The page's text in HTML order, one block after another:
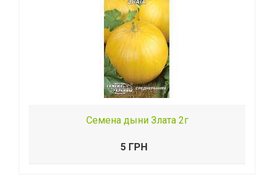
Семена дыни Злата 2г
5 ГРН